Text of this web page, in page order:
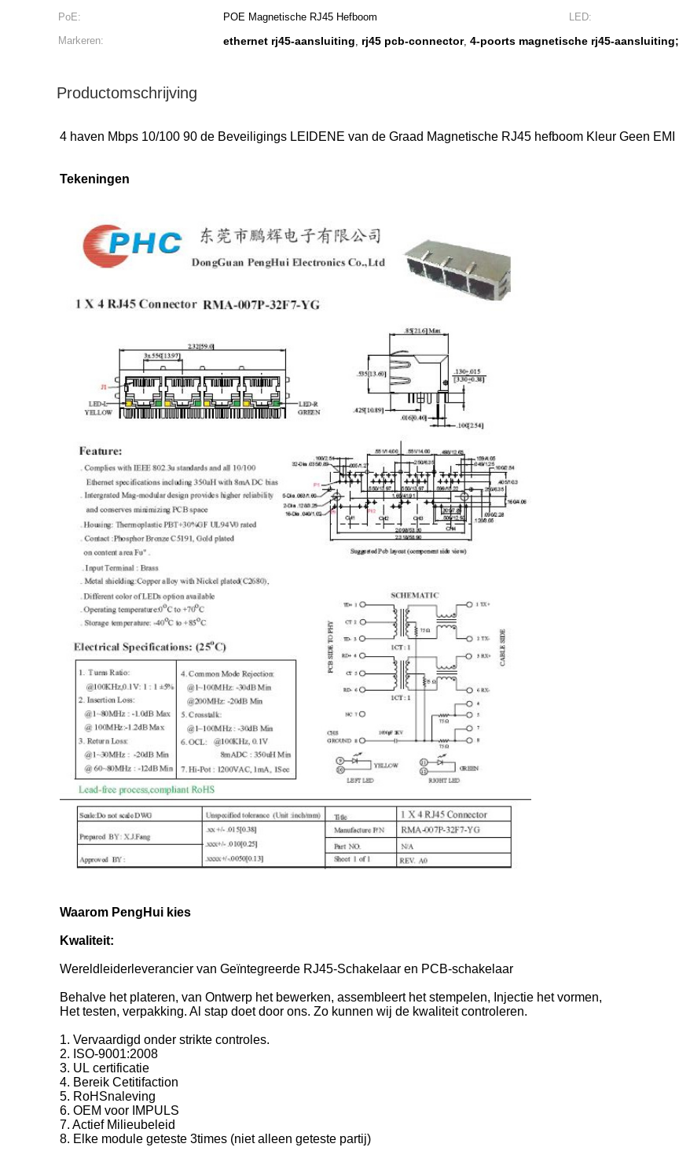
PoE:
POE Magnetische RJ45 Hefboom LED:
Markeren:
ethernet rj45-aansluiting, rj45 pcb-connector, 4-poorts magnetische rj45-aansluiting;
Productomschrijving
4 haven Mbps 10/100 90 de Beveiligings LEIDENE van de Graad Magnetische RJ45 hefboom Kleur Geen EMI
Tekeningen
Waarom PengHui kies
Kwaliteit:
Wereldleiderleverancier van Geïntegreerde RJ45-Schakelaar en PCB-schakelaar
Behalve het plateren, van Ontwerp het bewerken, assembleert het stempelen, Injectie het vormen,
Het testen, verpakking. Al stap doet door ons. Zo kunnen wij de kwaliteit controleren.
1. Vervaardigd onder strikte controles.
2. ISO-9001:2008
3. UL certificatie
4. Bereik Cetitifaction
5. RoHSnaleving
6. OEM voor IMPULS
7. Actief Milieubeleid
8. Elke module geteste 3times (niet alleen geteste partij)